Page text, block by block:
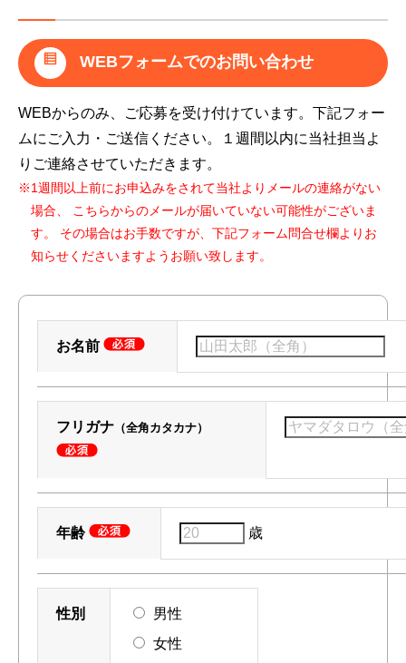
WEBフォームでのお問い合わせ
WEBからのみ、ご応募を受け付けています。下記フォー
ムにご入力・ご送信ください。１週間以内に当社担当よ
りご連絡させていただきます。
※1週間以上前にお申込みをされて当社よりメールの連絡がない
場合、 こちらからのメールが届いていない可能性がございま
す。 その場合はお手数ですが、下記フォーム問合せ欄よりお
知らせくださいますようお願い致します。
お名前
フリガナ （全角カタカナ）
年齢 歳
性別
男性
女性